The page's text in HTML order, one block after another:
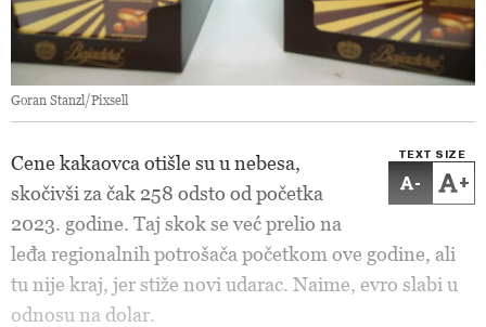
Goran Stanzl/Pixsell
TEXT SIZE
- +
Cene kakaovca otišle su u nebesa,
skočivši za čak 258 odsto od početka
2023. godine. Taj skok se već prelio na
leđa regionalnih potrošača početkom ove godine, ali
tu nije kraj, jer stiže novi udarac. Naime, evro slabi u
odnosu na dolar.